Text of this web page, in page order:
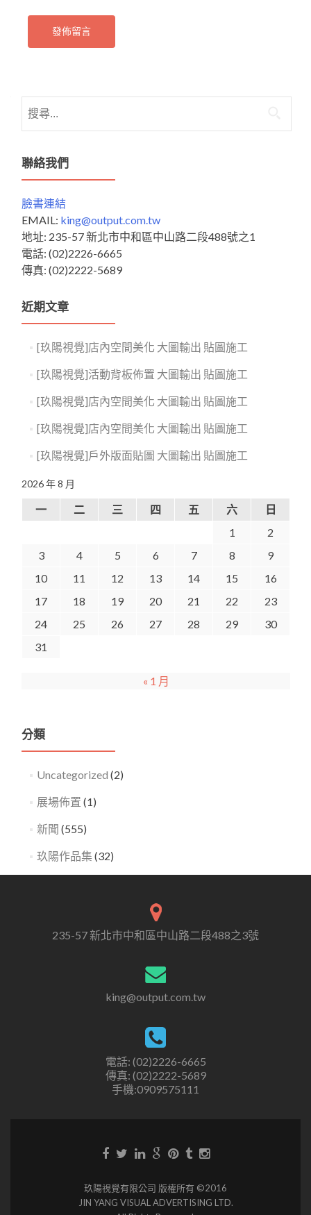
尋
鍵
字:
聯絡我們
臉書連結
EMAIL: king@output.com.tw
地址: 235-57 新北市中和區中山路二段488號之1
電話: (02)2226-6665
傳真: (02)2222-5689
近期文章
[玖陽視覺]店內空間美化 大圖輸出 貼圖施工
[玖陽視覺]活動背板佈置 大圖輸出 貼圖施工
[玖陽視覺]店內空間美化 大圖輸出 貼圖施工
[玖陽視覺]店內空間美化 大圖輸出 貼圖施工
[玖陽視覺]戶外版面貼圖 大圖輸出 貼圖施工
2026 年 8 月
一 二 三 四 五 六
日
1
2
3
4 5 6 7 8
9
10
11 12 13 14 15
16
17
18 19 20 21 22
23
24
25 26 27 28 29
30
31
« 1 月
分類
Uncategorized (2)
展場佈置 (1)
新聞 (555)
玖陽作品集 (32)
235-57 新北市中和區中山路二段488之3號
king@output.com.tw
電話: (02)2226-6665
傳真: (02)2222-5689
手機:0909575111
玖陽視覺有限公司 版權所有 ©2016
JIN YANG VISUAL ADVERTISING LTD.